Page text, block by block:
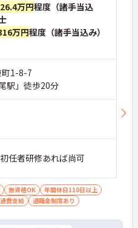
万円程度（諸手当込
万円程度（諸手当込み）
町1-8-7
駅」徒歩20分
任者研修あれば尚可
無資格OK
年間休日110日以上
費支給 退職金制度あり